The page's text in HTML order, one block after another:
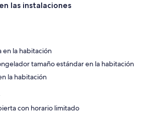
las instalaciones
en la habitación
tamaño estándar en la habitación
la habitación
con horario limitado